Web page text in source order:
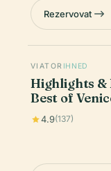
Rezervovat
VIATOR IHNED
Highlights &
Best of
4.9(137)